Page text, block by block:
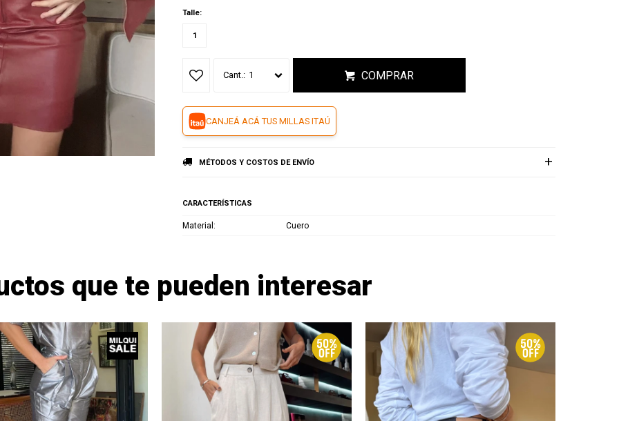
Talle:
1
1 COMPRAR
CANJEÁ ACÁ TUS MILLAS ITAÚ
MÉTODOS Y COSTOS DE ENVÍO
CARACTERÍSTICAS
Material Cuero
que te pueden interesar